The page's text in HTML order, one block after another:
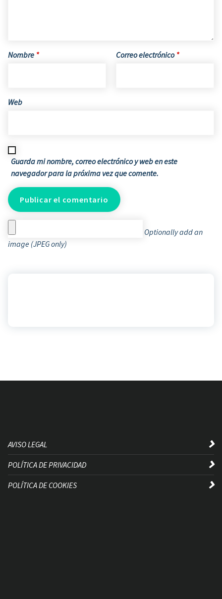
Nombre * Correo electrónico *
Web
Guarda mi nombre, correo electrónico y web en este
navegador para la próxima vez que comente.
Optionally add an
image (JPEG only)
AVISO LEGAL
POLÍTICA DE PRIVACIDAD
POLÍTICA DE COOKIES